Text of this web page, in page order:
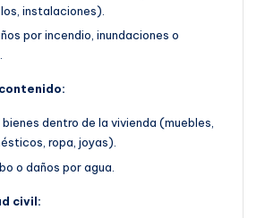
instalaciones).
por incendio, inundaciones o
dentro de la vivienda (muebles,
ropa, joyas).
o daños por agua.
civil: